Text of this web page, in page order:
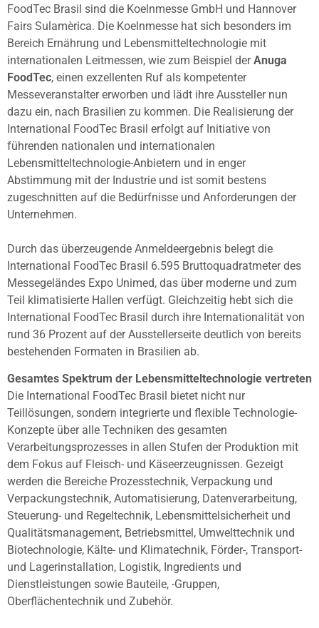
FoodTec Brasil sind die Koelnmesse GmbH und Hannover
Fairs Sulamèrica. Die Koelnmesse hat sich besonders im
Bereich Ernährung und Lebensmitteltechnologie mit
internationalen Leitmessen, wie zum Beispiel derAnuga
FoodTec, einen exzellenten Ruf als kompetenter
Messeveranstalter erworben und lädt ihre Aussteller nun
dazu ein, nach Brasilien zu kommen. Die Realisierung der
International FoodTec Brasil erfolgt auf Initiative von
führenden nationalen und internationalen
Lebensmitteltechnologie-Anbietern und in enger
Abstimmung mit der Industrie und ist somit bestens
zugeschnitten auf die Bedürfnisse und Anforderungen der
Unternehmen.
Durch das überzeugende Anmeldeergebnis belegt die
International FoodTec Brasil 6.595 Bruttoquadratmeter des
Messegeländes Expo Unimed, das über moderne und zum
Teil klimatisierte Hallen verfügt. Gleichzeitig hebt sich die
International FoodTec Brasil durch ihre Internationalität von
rund 36 Prozent auf der Ausstellerseite deutlich von bereits
bestehenden Formaten in Brasilien ab.
Gesamtes Spektrum der Lebensmitteltechnologie vertreten
Die International FoodTec Brasil bietet nicht nur
Teillösungen, sondern integrierte und flexible Technologie-
Konzepte über alle Techniken des gesamten
Verarbeitungsprozesses in allen Stufen der Produktion mit
dem Fokus auf Fleisch- und Käseerzeugnissen. Gezeigt
werden die Bereiche Prozesstechnik, Verpackung und
Verpackungstechnik, Automatisierung, Datenverarbeitung,
Steuerung- und Regeltechnik, Lebensmittelsicherheit und
Qualitätsmanagement, Betriebsmittel, Umwelttechnik und
Biotechnologie, Kälte- und Klimatechnik, Förder-, Transport-
und Lagerinstallation, Logistik, Ingredients und
Dienstleistungen sowie Bauteile, -Gruppen,
Oberflächentechnik und Zubehör.